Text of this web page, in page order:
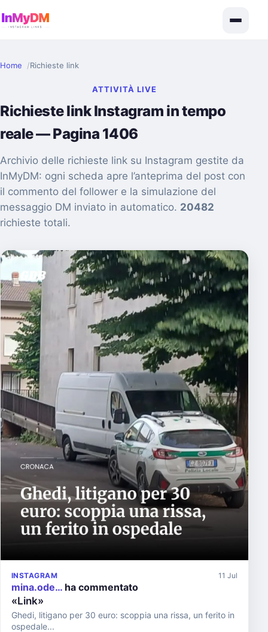
Home Richieste link
ATTIVITÀ LIVE
Richieste link Instagram in tempo
reale — Pagina 1406
Archivio delle richieste link su Instagram gestite da
InMyDM: ogni scheda apre l’anteprima del post con
il commento del follower e la simulazione del
messaggio DM inviato in automatico. 20482
richieste totali.
INSTAGRAM 11 Jul
mina.ode… ha commentato
«Link»
Ghedi, litigano per 30 euro: scoppia una rissa, un ferito in
ospedale...